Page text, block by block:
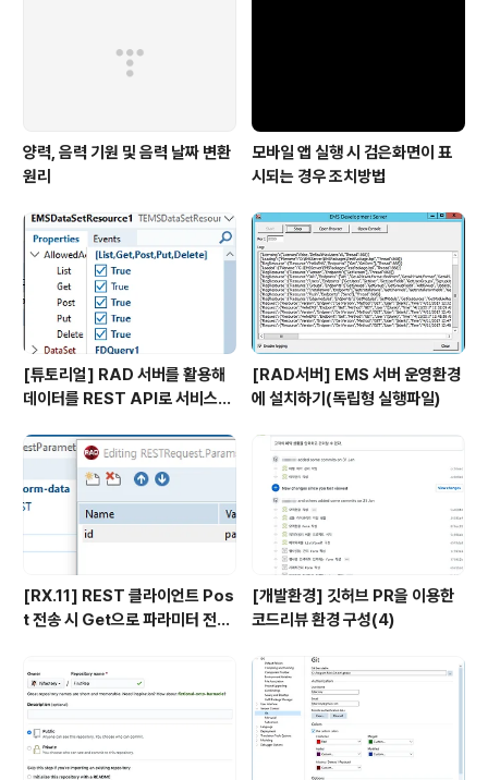
양력, 음력 기원 및 음력 날짜 변환
원리
모바일 앱 실행 시 검은화면이 표
시되는 경우 조치방법
[튜토리얼] RAD 서버를 활용해
데이터를 REST API로 서비스하
[RAD서버] EMS 서버 운영환경
에 설치하기(독립형 실행파일)
[RX.11] REST 클라이언트 Pos
t 전송 시 Get으로 파라미터 전송
[개발환경] 깃허브 PR을 이용한
코드리뷰 환경 구성(4)